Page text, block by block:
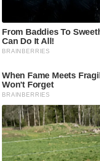
मा
/
ध
स्थ
ल
व्र
त
त्यो
हा
र